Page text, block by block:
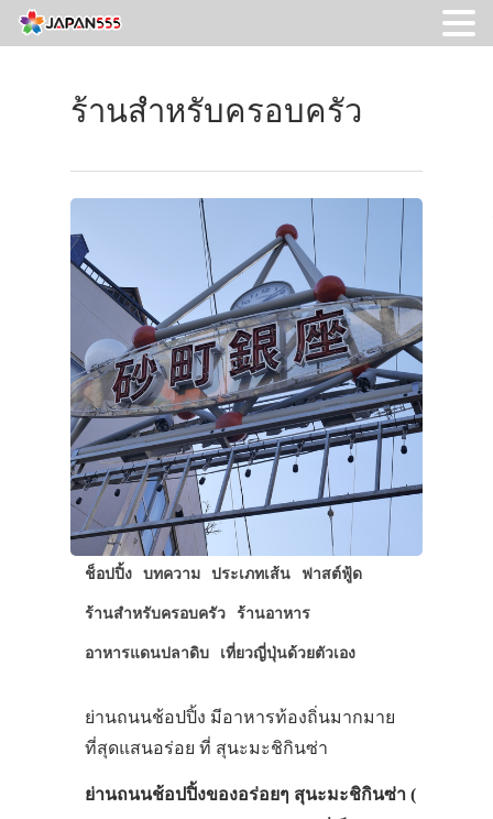
ร้านสำหรับครอบครัว
ช็อปปิ้ง บทความ ประเภทเส้น ฟาสต์ฟู้ด
ร้านสำหรับครอบครัว ร้านอาหาร
อาหารแดนปลาดิบ เที่ยวญี่ปุ่นด้วยตัวเอง
ย่านถนนช้อปปิ้ง มีอาหารท้องถิ่นมากมาย
ที่สุดแสนอร่อย ที่ สุนะมะชิกินซ่า
ย่านถนนช้อปปิ้งของอร่อยๆ สุนะมะชิกินซ่า (